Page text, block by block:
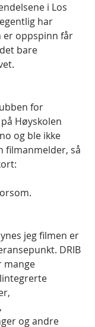
i Los
har
er oppspinn får
bare
for
Høyskolen
og ble ikke
filmanmelder, så
jeg filmen er
DRIB
mange
og andre